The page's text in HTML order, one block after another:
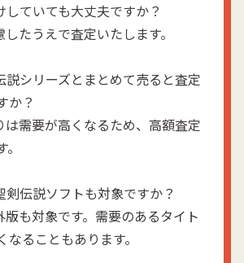
していても大丈夫ですか？
たうえで査定いたします。
説シリーズとまとめて売ると査定
か？
は需要が高くなるため、高額査定
剣伝説ソフトも対象ですか？
版も対象です。需要のあるタイト
なることもあります。